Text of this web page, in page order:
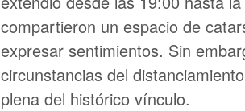
compartieron un espacio de
expresar sentimientos. Sin
circunstancias del
plena del histórico vínculo.